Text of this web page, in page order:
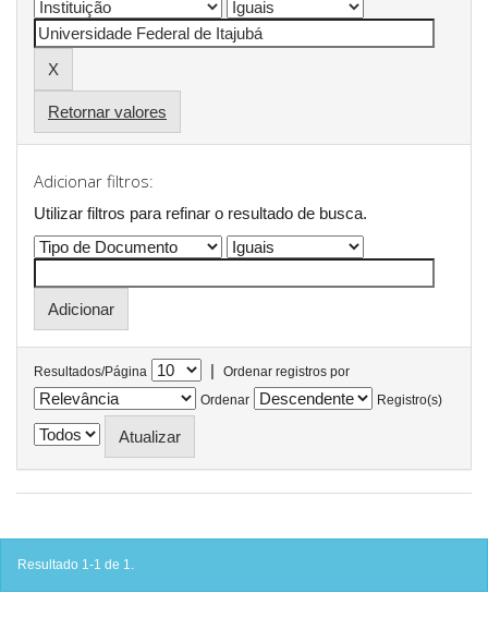
Retornar valores
Adicionar filtros:
Utilizar filtros para refinar o resultado de busca.
Resultados/Página |
Ordenar registros por
Ordenar
Registro(s)
Resultado 1-1 de 1.